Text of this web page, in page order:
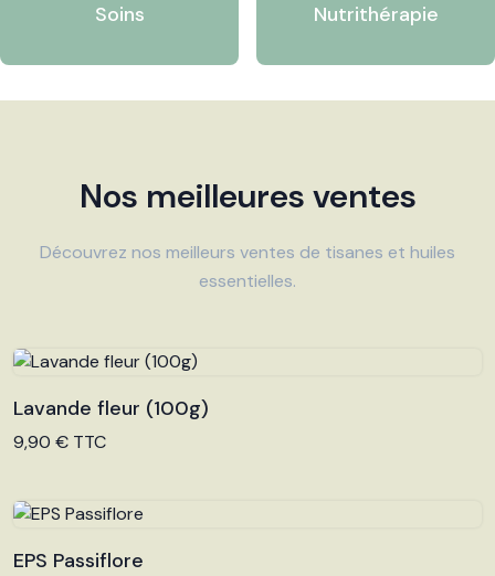
Soins Nutrithérapie
Nos meilleures ventes
Découvrez nos meilleurs ventes de tisanes et huiles
essentielles.
Voir le produit
Lavande fleur (100g)
9,90 € TTC
EPS Passiflore